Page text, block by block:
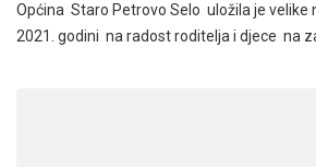
Općina Staro Petrovo Selo uložila je velike
2021. godini na radost roditelja i djece na